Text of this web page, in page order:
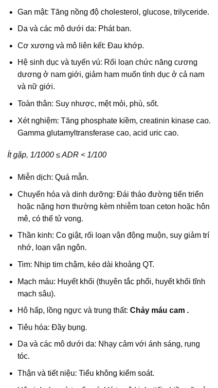
Gan mật: Tăng nồng độ cholesterol, glucose, trilyceride.
Da và các mô dưới da: Phát ban.
Cơ xương và mô liên kết: Đau khớp.
Hệ sinh dục và tuyến vú: Rối loạn chức năng cương
dương ở nam giới, giảm ham muốn tình dục ở cả nam
và nữ giới.
Toàn thân: Suy nhược, mệt mỏi, phù, sốt.
Xét nghiệm: Tăng phosphate kiềm, creatinin kinase cao.
Gamma glutamyltransferase cao, acid uric cao.
Ít gặp, 1/1000 ≤ ADR < 1/100
Miễn dịch: Quá mẫn.
Chuyển hóa và dinh dưỡng: Đái tháo đường tiến triển
hoặc nặng hơn thường kèm nhiễm toan ceton hoặc hôn
mê, có thể tử vong.
Thần kinh: Co giật, rối loạn vận động muộn, suy giảm trí
nhớ, loạn vận ngôn.
Tim: Nhịp tim chậm, kéo dài khoảng QT.
Mạch máu: Huyết khối (thuyên tắc phổi, huyết khối tĩnh
mạch sâu).
Hô hấp, lồng ngực và trung thất: Chảy máu cam .
Tiêu hóa: Đầy bụng.
Da và các mô dưới da: Nhạy cảm với ánh sáng, rụng
tóc.
Thận và tiết niệu: Tiểu không kiểm soát.